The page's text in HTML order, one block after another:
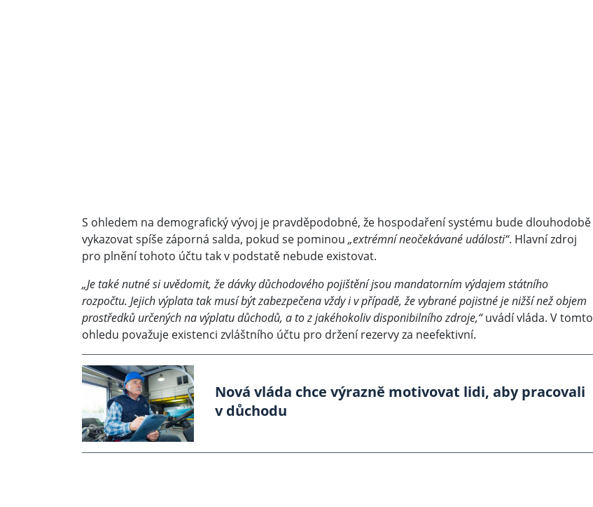
S ohledem na demografický vývoj je pravděpodobné, že hospodaření systému bude dlouhodobě
vykazovat spíše záporná salda, pokud se pominou„extrémní neočekávané události“. Hlavní zdroj
pro plnění tohoto účtu tak v podstatě nebude existovat.
„Je také nutné si uvědomit, že dávky důchodového pojištění jsou mandatorním výdajem státního
rozpočtu. Jejich výplata tak musí být zabezpečena vždy i v případě, že vybrané pojistné je nižší než objem
prostředků určených na výplatu důchodů, a to z jakéhokoliv disponibilního zdroje,“uvádí vláda. V tomto
ohledu považuje existenci zvláštního účtu pro držení rezervy za neefektivní.
Nová vláda chce výrazně motivovat lidi, aby pracovali
v důchodu